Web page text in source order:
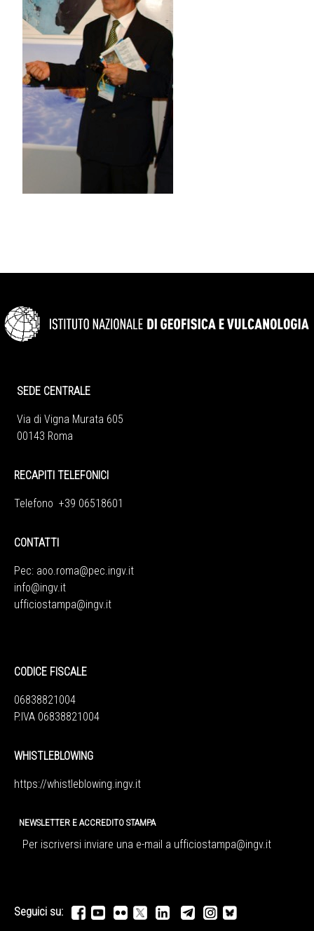
SEDE CENTRALE
Via di Vigna Murata 605
00143 Roma
RECAPITI TELEFONICI
Telefono +39 06518601
CONTATTI
Pec: aoo.roma@pec.ingv.it
info@ingv.it
ufficiostampa@ingv.it
CODICE FISCALE
06838821004
P.IVA 06838821004
WHISTLEBLOWING
https://whistleblowing.ingv. it
NEWSLETTER E ACCREDITO STAMPA
Per iscriversi inviare una e-mail a ufficiostampa@ingv.it
Seguici su: